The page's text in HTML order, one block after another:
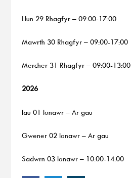
Llun 29 Rhagfyr – 09:00-17:00
Mawrth 30 Rhagfyr – 09:00-17:00
Mercher 31 Rhagfyr – 09:00-13:00
2026
Iau 01 Ionawr – Ar gau
Gwener 02 Ionawr – Ar gau
Sadwrn 03 Ionawr – 10:00-14:00